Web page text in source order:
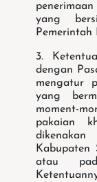
yang
Pemerintah
3.
dengan
mengatur
yang
moment-
pakaian
Kabupaten
atau